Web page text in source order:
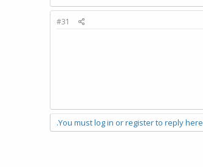
#31
You must log in or register to reply here.